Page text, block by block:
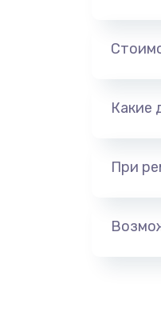
Какие
При